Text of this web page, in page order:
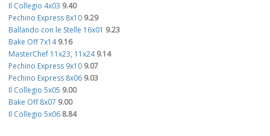
Il Collegio 4x03 9.40
Pechino Express 8x10 9.29
Ballando con le Stelle 16x01 9.23
Bake Off 7x14 9.16
MasterChef 11x23, 11x24 9.14
Pechino Express 9x10 9.07
Pechino Express 8x06 9.03
Il Collegio 5x05 9.00
Bake Off 8x07 9.00
Il Collegio 5x06 8.84